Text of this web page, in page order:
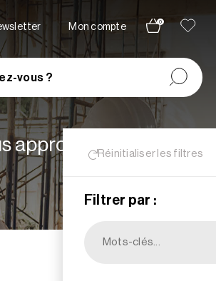
Mon compte
0
vous ?
Réinitialiser les filtres
Filtrer par :
appropriées à vos